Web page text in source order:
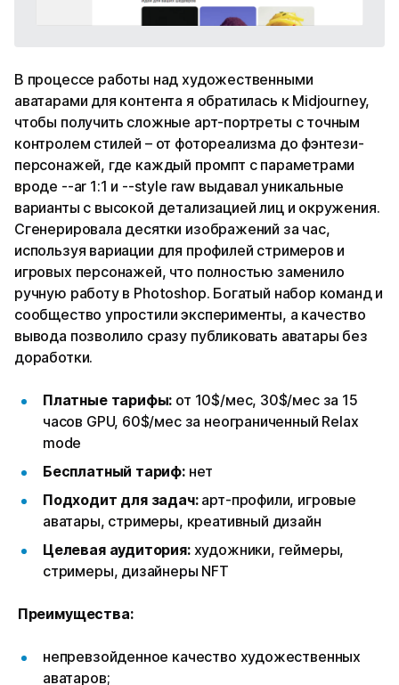
В процессе работы над художественными
аватарами для контента я обратилась к Midjourney,
чтобы получить сложные арт-портреты с точным
контролем стилей – от фотореализма до фэнтези-
персонажей, где каждый промпт с параметрами
вроде --ar 1:1 и --style raw выдавал уникальные
варианты с высокой детализацией лиц и окружения.
Сгенерировала десятки изображений за час,
используя вариации для профилей стримеров и
игровых персонажей, что полностью заменило
ручную работу в Photoshop. Богатый набор команд и
сообщество упростили эксперименты, а качество
вывода позволило сразу публиковать аватары без
доработки.​
Платные тарифы: от 10$/мес, 30$/мес за 15
часов GPU, 60$/мес за неограниченный Relax
mode
Бесплатный тариф:нет
Подходит для задач:арт-профили, игровые
аватары, стримеры, креативный дизайн
Целевая аудитория:художники, геймеры,
стримеры, дизайнеры NFT
Преимущества:
непревзойденное качество художественных
аватаров;